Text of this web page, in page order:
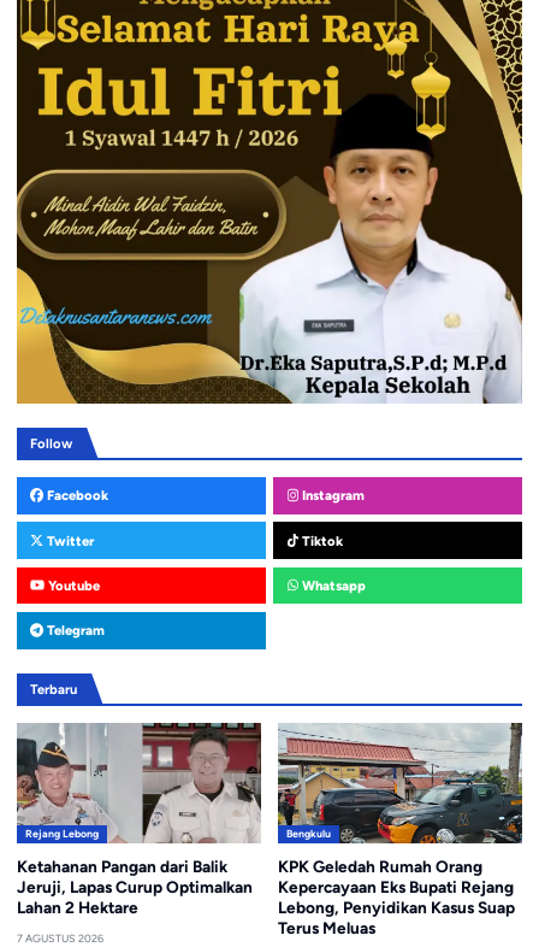
Follow
Facebook Instagram
Twitter Tiktok
Youtube Whatsapp
Telegram
Terbaru
Rejang Lebong
Ketahanan Pangan dari Balik
Jeruji, Lapas Curup Optimalkan
Lahan 2 Hektare
7 AGUSTUS 2026
Bengkulu
KPK Geledah Rumah Orang
Kepercayaan Eks Bupati Rejang
Lebong, Penyidikan Kasus Suap
Terus Meluas